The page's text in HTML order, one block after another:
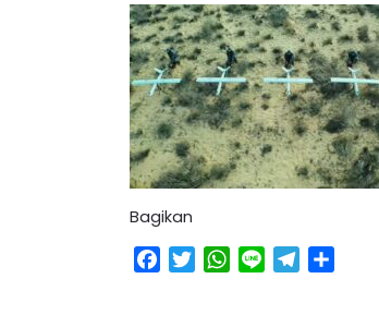
Bagikan
Facebook
TwitterWhatsApp
Line Telegram